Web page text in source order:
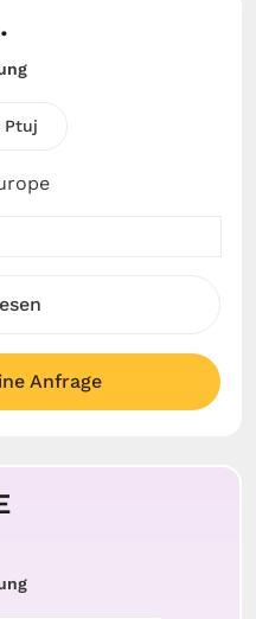
Ptuj
Anfrage